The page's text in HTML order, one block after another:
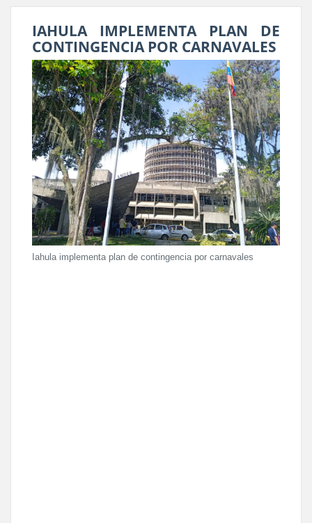
IAHULA IMPLEMENTA PLAN DE
CONTINGENCIA POR CARNAVALES
Iahula implementa plan de contingencia por carnavales